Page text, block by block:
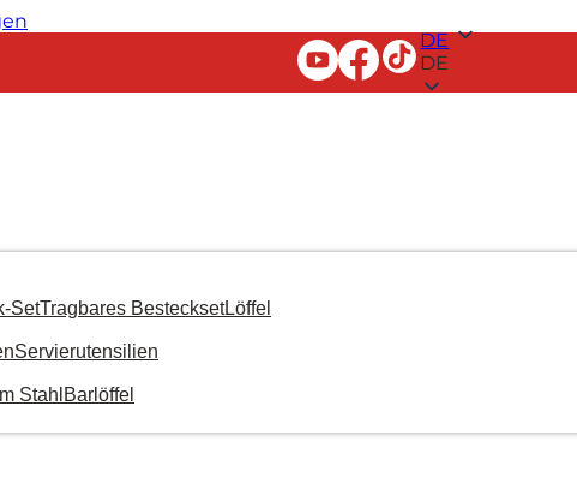
DE
DE
SetTragbares BestecksetLöffel
Servierutensilien
Stahl Barlöffel